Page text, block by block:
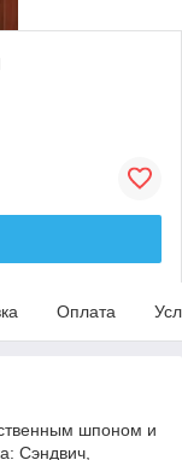
Оплата
шпоном и
Сэндвич,